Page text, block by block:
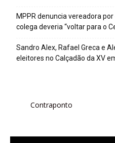
MPPR denuncia vereadora
colega deveria “voltar para o
Sandro Alex, Rafael Greca e
eleitores no Calçadão da XV
Contraponto